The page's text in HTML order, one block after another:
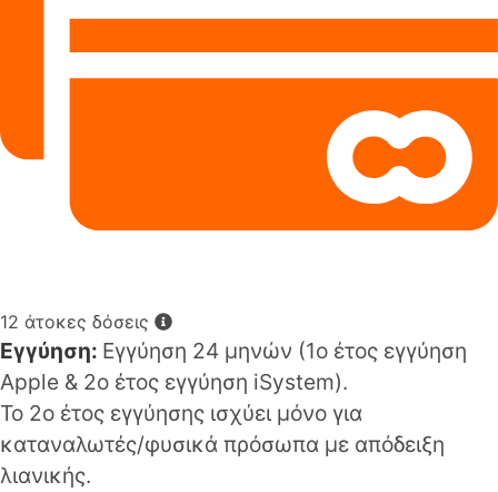
12 άτοκες δόσεις
Εγγύηση: Εγγύηση 24 μηνών (1o έτος εγγύηση
Apple & 2ο έτος εγγύηση iSystem).
Το 2ο έτος εγγύησης ισχύει μόνο για
καταναλωτές/φυσικά πρόσωπα με απόδειξη
λιανικής.